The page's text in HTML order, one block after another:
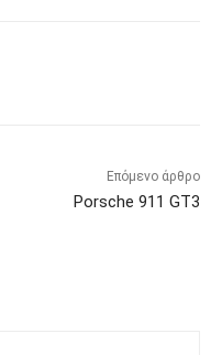
Επόμενο άρθρο
Porsche 911 GT3